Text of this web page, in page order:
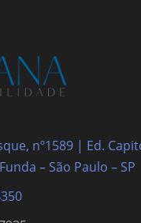
nº1589 | Ed.
– São Paulo – SP